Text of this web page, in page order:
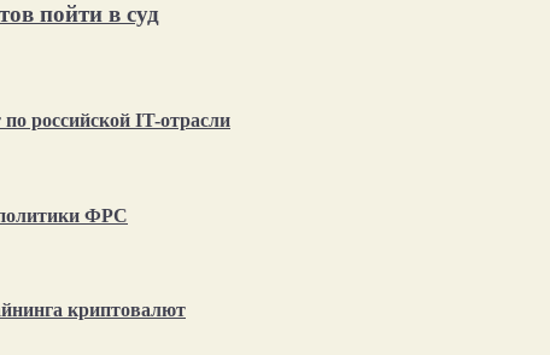
пойти в суд
российской IT-отрасли
политики ФРС
криптовалют